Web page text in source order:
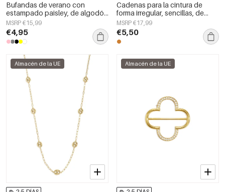
Bufandas de verano con
estampado paisley, de algodón
clásico, accesorios para el día a
día.
MSRP €15,99
€4,95
Cadenas para la cintura de
forma irregular, sencillas, de
acero inoxidable, accesorios de
uso diario.
MSRP €17,99
€5,50
Almacén de la UE Almacén de la UE